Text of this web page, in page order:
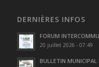
DERNIÈRES INFOS
FORUM
20 juillet 2026 - 07:49
BULLETIN